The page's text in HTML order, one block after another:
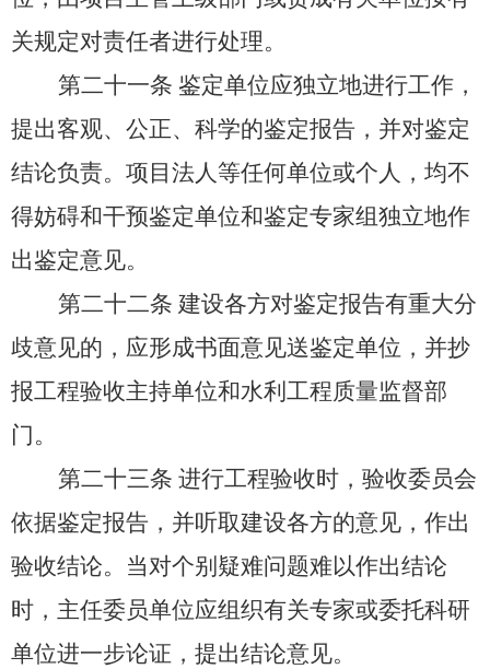
关规定对责任者进行处理。
第二十一条 鉴定单位应独立地进行工作，
提出客观、公正、科学的鉴定报告，并对鉴定
结论负责。项目法人等任何单位或个人，均不
得妨碍和干预鉴定单位和鉴定专家组独立地作
出鉴定意见。
第二十二条 建设各方对鉴定报告有重大分
歧意见的，应形成书面意见送鉴定单位，并抄
报工程验收主持单位和水利工程质量监督部
门。
第二十三条 进行工程验收时，验收委员会
依据鉴定报告，并听取建设各方的意见，作出
验收结论。当对个别疑难问题难以作出结论
时，主任委员单位应组织有关专家或委托科研
单位进一步论证，提出结论意见。